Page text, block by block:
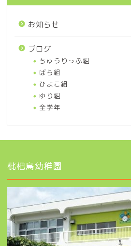
お知らせ
ブログ
ちゅうりっぷ組
ばら組
ひよこ組
ゆり組
全学年
枇杷島幼稚園